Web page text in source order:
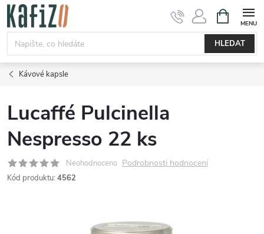
Přejít
obsah
HLEDAT
NÁKUPNÍ
KOŠÍK
Kávové kapsle
Lucaffé Pulcinella
Nespresso 22 ks
Neohodnoceno Podrobnosti hodnocení
Kód produktu: 4562